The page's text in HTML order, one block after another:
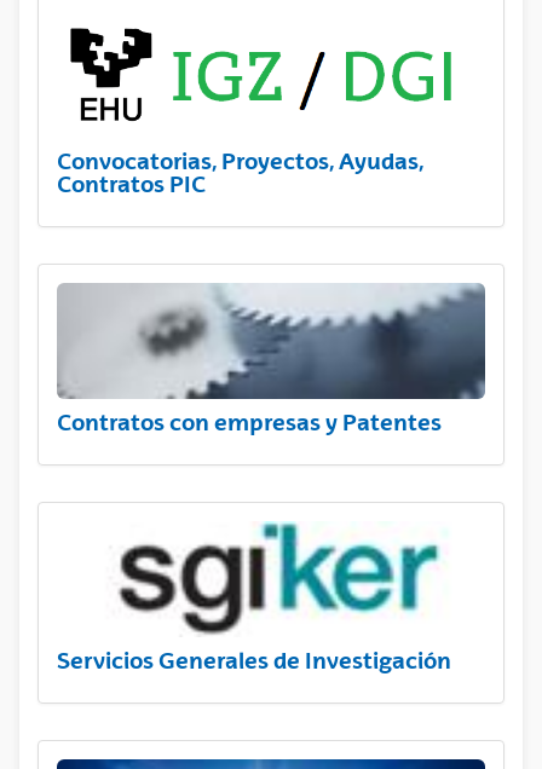
Convocatorias, Proyectos, Ayudas,
Contratos PIC
Contratos con empresas y Patentes
Servicios Generales de Investigación